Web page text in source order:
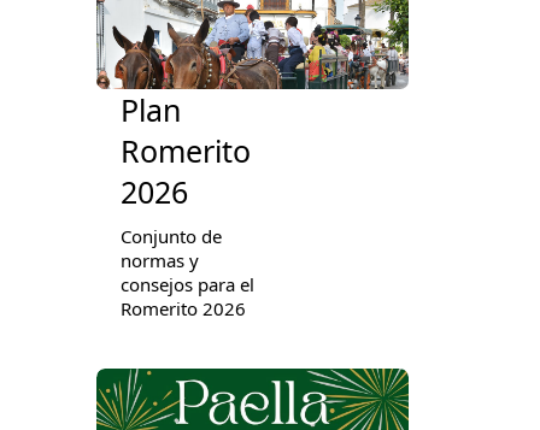
Plan
Romerito
2026
Conjunto de
normas y
consejos para el
Romerito 2026